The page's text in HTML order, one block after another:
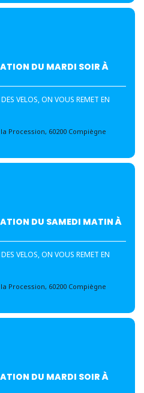
DU MARDI SOIR À
VELOS, ON VOUS REMET EN
Procession, 60200 Compiègne
DU SAMEDI MATIN À
VELOS, ON VOUS REMET EN
Procession, 60200 Compiègne
DU MARDI SOIR À